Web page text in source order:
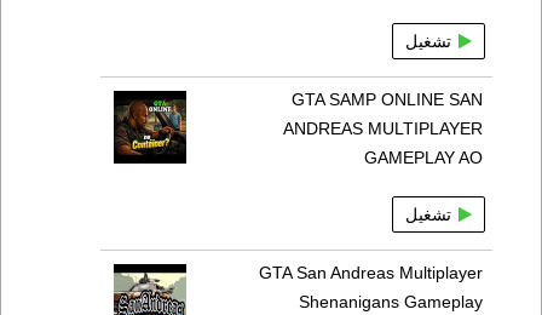
تشغيل
GTA SAMP ONLINE SAN
ANDREAS MULTIPLAYER
GAMEPLAY AO
تشغيل
GTA San Andreas Multiplayer
Shenanigans Gameplay